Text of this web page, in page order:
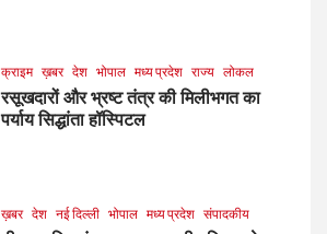
क्राइम ख़बर देश भोपाल मध्य प्रदेश राज्य लोकल
रसूखदारों और भ्रष्ट तंत्र की मिलीभगत का
पर्याय सिद्धांता हॉस्पिटल
ख़बर देश नई दिल्ली भोपाल मध्य प्रदेश संपादकीय